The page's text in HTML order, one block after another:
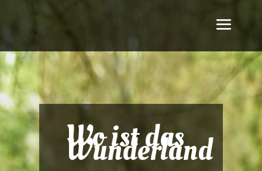
Wo ist das
Wunderland